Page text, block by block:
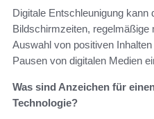
Digitale Entschleunigung kann
Bildschirmzeiten, regelmäßige
Auswahl von positiven
Pausen von digitalen Medien
Was sind Anzeichen für
Technologie?